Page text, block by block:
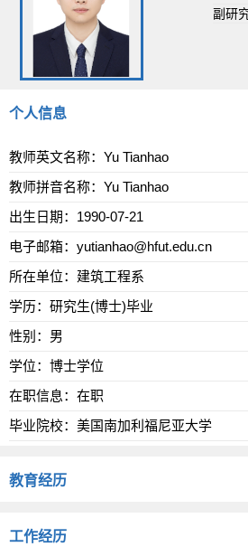
副研
个人信息
教师英文名称：Yu Tianhao
教师拼音名称：Yu Tianhao
出生日期：1990-07-21
电子邮箱： yutianhao@hfut.edu.cn
所在单位：建筑工程系
学历：研究生(博士)毕业
性别：男
学位：博士学位
在职信息：在职
毕业院校：美国南加利福尼亚大学
教育经历
工作经历